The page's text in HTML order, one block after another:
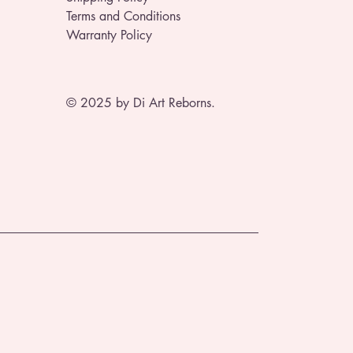
Terms and Conditions
Warranty Policy
© 2025 by Di Art Reborns.